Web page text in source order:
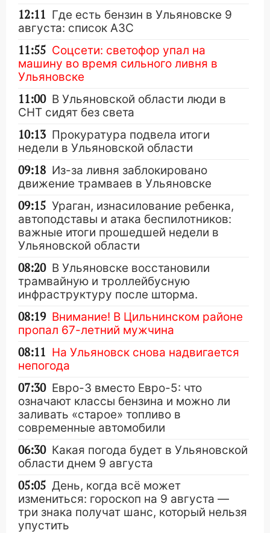
12:11 Где есть бензин в Ульяновске 9
августа: список АЗС
11:55 Соцсети: светофор упал на
машину во время сильного ливня в
Ульяновске
11:00 В Ульяновской области люди в
СНТ сидят без света
10:13 Прокуратура подвела итоги
недели в Ульяновской области
09:18 Из-за ливня заблокировано
движение трамваев в Ульяновске
09:15 Ураган, изнасилование ребенка,
автоподставы и атака беспилотников:
важные итоги прошедшей недели в
Ульяновской области
08:20 В Ульяновске восстановили
трамвайную и троллейбусную
инфраструктуру после шторма.
08:19 Внимание! В Цильнинском районе
пропал 67-летний мужчина
08:11 На Ульяновск снова надвигается
непогода
07:30 Евро-3 вместо Евро-5: что
означают классы бензина и можно ли
заливать «старое» топливо в
современные автомобили
06:30 Какая погода будет в Ульяновской
области днем 9 августа
05:05 День, когда всё может
измениться: гороскоп на 9 августа —
три знака получат шанс, который нельзя
упустить